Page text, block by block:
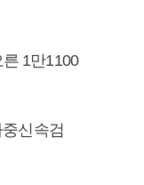
1만1100
신속검